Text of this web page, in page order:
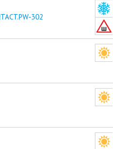
302